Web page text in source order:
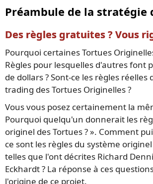
Préambule de la stratégie
Des règles gratuites ? Vous
Pourquoi certaines Tortues
Règles pour lesquelles d'autres font
de dollars ? Sont-ce les règles réelles
trading des Tortues Originelles ?
Vous vous posez certainement la
Pourquoi quelqu'un donnerait les
originel des Tortues ? ». Comment
ce sont les règles du système
telles que l'ont décrites Richard
Eckhardt ? La réponse à ces
l'origine de ce projet.